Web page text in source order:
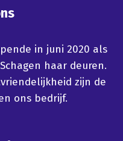
in juni 2020 als
haar deuren.
zijn de
ons bedrijf.